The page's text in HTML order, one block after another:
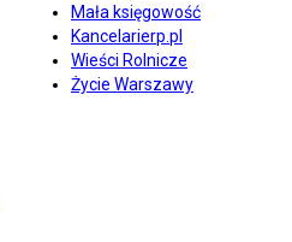
Mała księgowość
Kancelarierp.pl
Wieści Rolnicze
Życie Warszawy